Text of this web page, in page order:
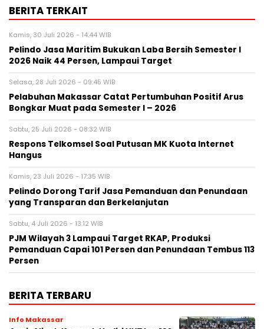
BERITA TERKAIT
Kamis, 30 Juli 2026 - 14:44 WIB
Pelindo Jasa Maritim Bukukan Laba Bersih Semester I
2026 Naik 44 Persen, Lampaui Target
Selasa, 28 Juli 2026 - 09:45 WIB
Pelabuhan Makassar Catat Pertumbuhan Positif Arus
Bongkar Muat pada Semester I – 2026
Sabtu, 25 Juli 2026 - 08:32 WIB
Respons Telkomsel Soal Putusan MK Kuota Internet
Hangus
Kamis, 23 Juli 2026 - 17:35 WIB
Pelindo Dorong Tarif Jasa Pemanduan dan Penundaan
yang Transparan dan Berkelanjutan
Sabtu, 4 Juli 2026 - 13:12 WIB
PJM Wilayah 3 Lampaui Target RKAP, Produksi
Pemanduan Capai 101 Persen dan Penundaan Tembus 113
Persen
BERITA TERBARU
Info Makassar